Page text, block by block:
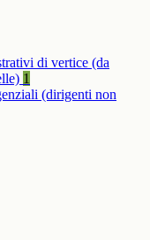
di vertice (da
1
(dirigenti non